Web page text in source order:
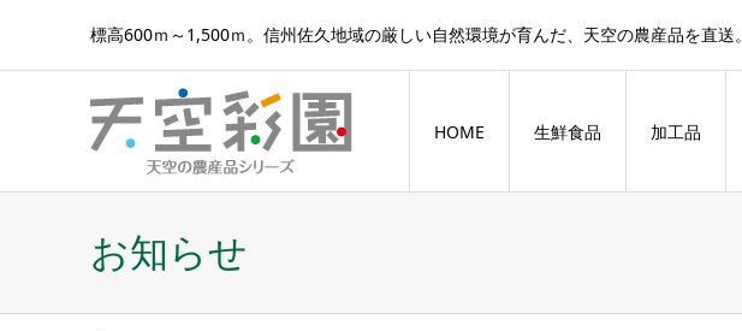
標高600ｍ～1,500ｍ。信州佐久地域の厳しい自然環境が育んだ、天空の農産品を直送。
HOME 生鮮食品 加工品
お知らせ